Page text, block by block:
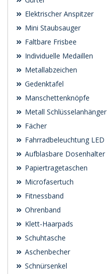
Elektrischer Anspitzer
Mini Staubsauger
Faltbare Frisbee
Individuelle Medaillen
Metallabzeichen
Gedenktafel
Manschettenknöpfe
Metall Schlüsselanhänger
Fächer
Fahrradbeleuchtung LED
Aufblasbare Dosenhalter
Papiertragetaschen
Microfasertuch
Fitnessband
Ohrenband
Klett-Haarpads
Schuhtasche
Aschenbecher
Schnürsenkel